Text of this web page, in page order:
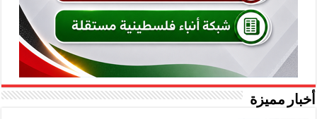
أخبار مميزة